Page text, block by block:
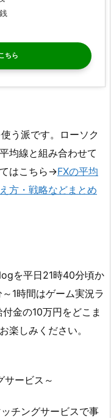
う派です。ローソク
均線と組み合わせて
はこちら→FXの平均
方・戦略などまとめ
を平日21時40分頃か
1時間はゲーム実況ラ
金の10万円をどこま
楽しみください。
サービス～
チングサービスで事